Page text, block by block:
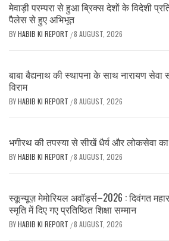
मेवाड़ी परम्परा से हुआ ब्रिक्स देशों के विदेशी
पैलेस से हुए अभिभूत
BYHABIB KI REPORT /8 AUGUST, 2026
बाबा बैद्यनाथ की स्थापना के साथ नारायण
विराम
BYHABIB KI REPORT /8 AUGUST, 2026
भगीरथ की तपस्या से सीखें धैर्य और लोकसेवा
BYHABIB KI REPORT /8 AUGUST, 2026
स्कून्यूज़ मेमोरियल अवॉर्ड्स–2026 : दिवंगत
स्मृति में दिए गए प्रतिष्ठित शिक्षा सम्मान
BYHABIB KI REPORT /8 AUGUST, 2026